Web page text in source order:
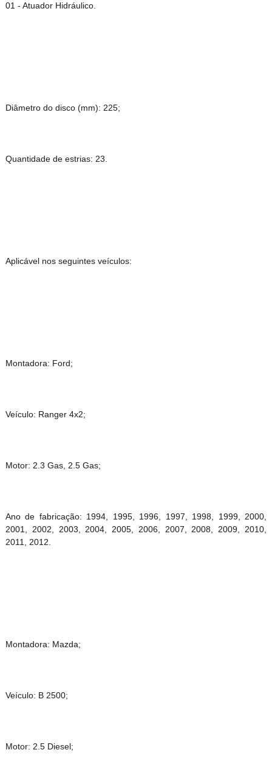
01 - Atuador Hidráulico.
Diâmetro do disco (mm): 225;
Quantidade de estrias: 23.
Aplicável nos seguintes veículos:
Montadora: Ford;
Veículo: Ranger 4x2;
Motor: 2.3 Gas, 2.5 Gas;
Ano de fabricação: 1994, 1995, 1996, 1997, 1998, 1999, 2000,
2001, 2002, 2003, 2004, 2005, 2006, 2007, 2008, 2009, 2010,
2011, 2012.
Montadora: Mazda;
Veículo: B 2500;
Motor: 2.5 Diesel;